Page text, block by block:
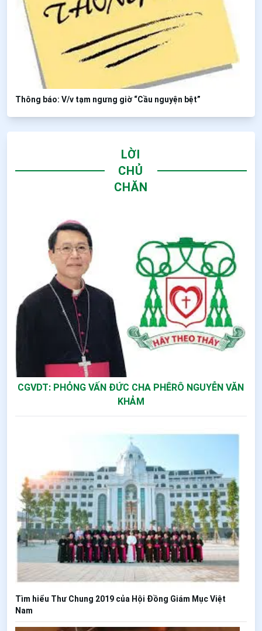
Thông báo: V/v tạm ngưng giờ “Cầu nguyện bệt”
LỜI
CHỦ
CHĂN
CGVDT: PHỎNG VẤN ĐỨC CHA PHÊRÔ NGUYỄN VĂN
KHẢM
Tìm hiểu Thư Chung 2019 của Hội Đồng Giám Mục Việt
Nam